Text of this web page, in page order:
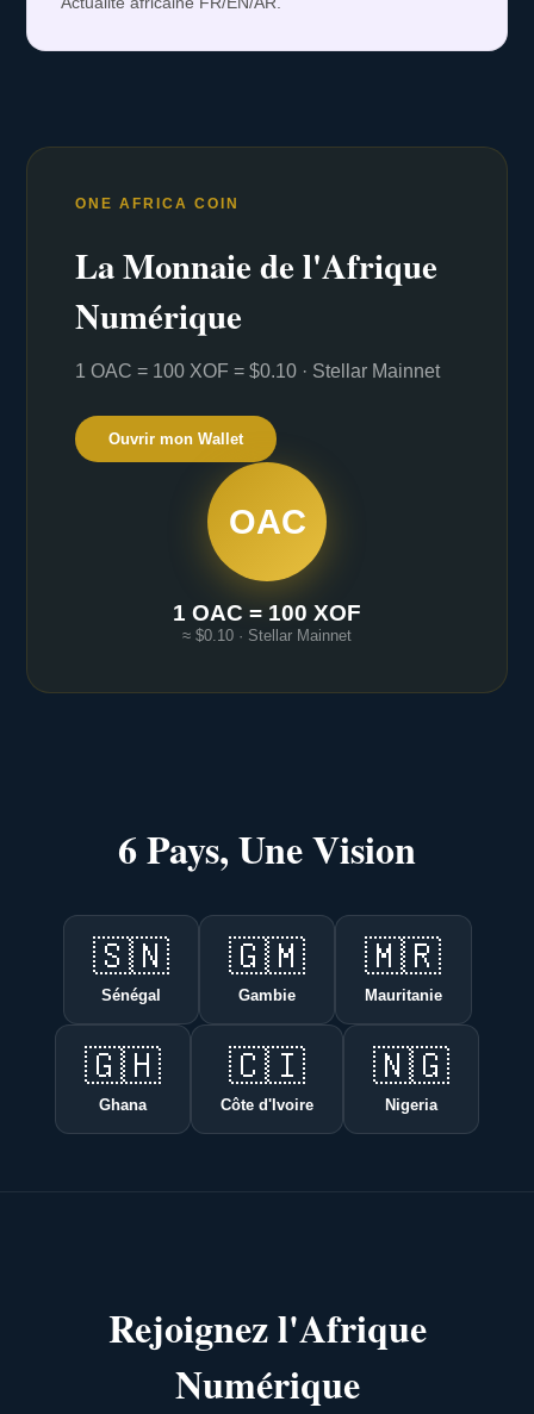
ONE AFRICA COIN
La Monnaie de l'Afrique
Numérique
1 OAC = 100 XOF = $0.10 · Stellar Mainnet
Ouvrir mon Wallet
OAC
1 OAC = 100 XOF
≈ $0.10 · Stellar Mainnet
6 Pays, Une Vision
🇸🇳
Sénégal
🇬🇲
Gambie
🇲🇷
Mauritanie
🇬🇭
Ghana
🇨🇮
Côte d'Ivoire
🇳🇬
Nigeria
Rejoignez l'Afrique
Numérique